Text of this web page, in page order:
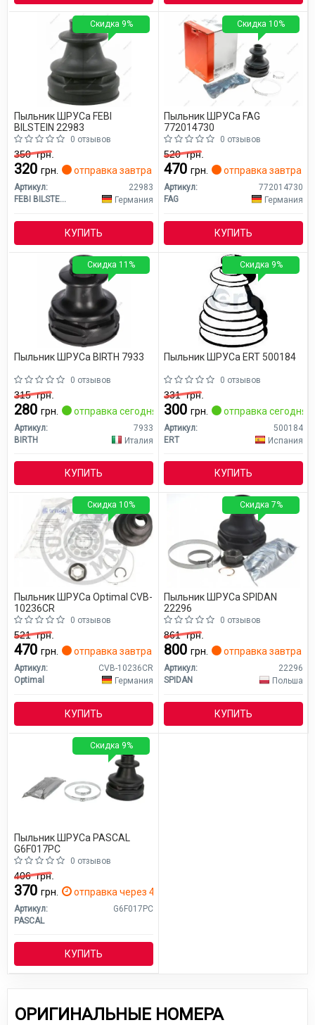
Пыльник ШРУСа FEBI
BILSTEIN 22983
0 отзывов
350грн.
320 грн. отправка завтра
Артикул:
22983
FEBI BILSTEIN
Германия
КУПИТЬ
Скидка 9%
Пыльник ШРУСа FAG
772014730
0 отзывов
520грн.
470 грн. отправка завтра
Артикул:
772014730
FAG
Германия
КУПИТЬ
Скидка 10%
Пыльник ШРУСа BIRTH 7933
0 отзывов
315грн.
280 грн. отправка сегодня
Артикул:
7933
BIRTH
Италия
КУПИТЬ
Скидка 11%
Пыльник ШРУСа ERT 500184
0 отзывов
331грн.
300 грн. отправка сегодня
Артикул:
500184
ERT
Испания
КУПИТЬ
Скидка 9%
Пыльник ШРУСа Optimal CVB-
10236CR
0 отзывов
521грн.
470 грн. отправка завтра
Артикул:
CVB-10236CR
Optimal
Германия
КУПИТЬ
Скидка 10%
Пыльник ШРУСа SPIDAN
22296
0 отзывов
861грн.
800 грн. отправка завтра
Артикул:
22296
SPIDAN
Польша
КУПИТЬ
Скидка 7%
Пыльник ШРУСа PASCAL
G6F017PC
0 отзывов
406грн.
370 грн. отправка через 4 дн.
Артикул:
G6F017PC
PASCAL
КУПИТЬ
Скидка 9%
ОРИГИНАЛЬНЫЕ НОМЕРА